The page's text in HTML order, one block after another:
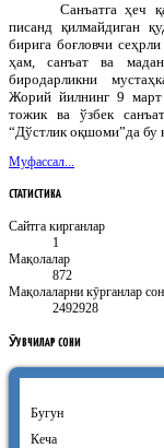
Санъатга ҳеч
писанд қилмайдиган
бирига боғловчи
ҳам, санъат ва
биродарликни
Жорий йилнинг 9 март
тожик ва ўзбек
“Дўстлик оқшоми”да бу
Муфассал...
СТАТИСТИКА
Сайтга кирганлар
1
Мақолалар
872
Мақолаларни кӯрганлар
2492928
ӮҚУВЧИЛАРСОНИ
Бугун
Кеча